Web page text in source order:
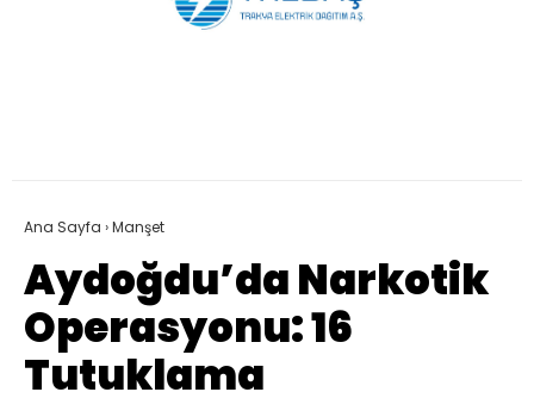
Ana Sayfa ›Manşet
Aydoğdu’da Narkotik
Operasyonu: 16
Tutuklama